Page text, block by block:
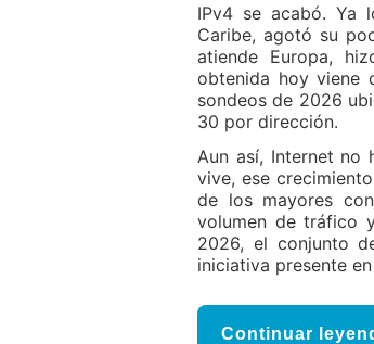
IPv4 se acabó. Ya
Caribe, agotó su
atiende Europa,
obtenida hoy viene
sondeos de 2026
30 por dirección.
Aun así, Internet no
vive, ese
de los mayores
volumen de tráfico
2026, el conjunto
iniciativa presente en
Continuar